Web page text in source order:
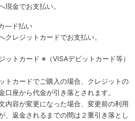
現金でお支払い。
―ド払い
クレジットカードでお支払い。
ットカード ※（VISAデビットカード等）
トカードでご購入の場合、クレジットの
口座から代金が引き落とされます。
内容が変更になった場合、変更前の利用
、返金されるまでの間は２重引き落とし